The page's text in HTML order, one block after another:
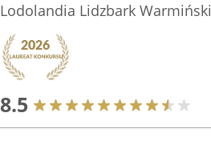
Lodolandia Lidzbark Warmiński
8.5